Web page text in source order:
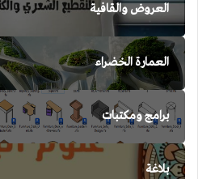
العروض والقافية
العمارة الخضراء
برامج ومكتبات
بلاغة